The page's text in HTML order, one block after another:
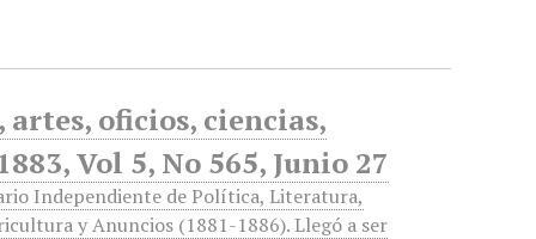
oficios, ciencias,
Vol 5, No 565, Junio 27
Independiente de Política, Literatura,
y Anuncios (1881-1886). Llegó a ser